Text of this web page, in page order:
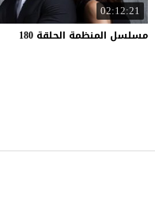
02:12:21
مسلسل المنظمة الحلقة 180